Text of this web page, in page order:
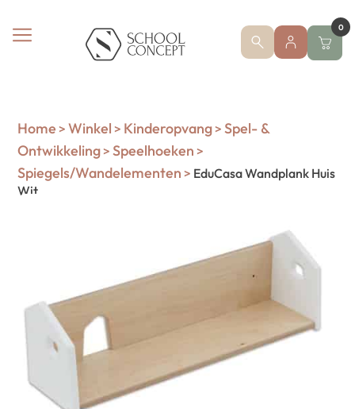
0
Home > Winkel > Kinderopvang> Spel- &
Ontwikkeling> Speelhoeken >
Spiegels/Wandelementen > EduCasa Wandplank Huis
Wit